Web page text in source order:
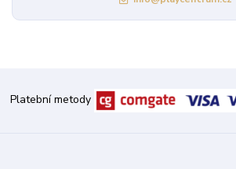
Platební metody